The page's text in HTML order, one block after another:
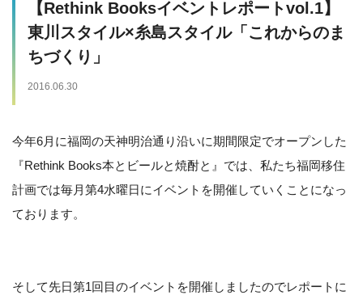
【Rethink Booksイベントレポートvol.1】
東川スタイル×糸島スタイル「これからのま
ちづくり」
2016.06.30
今年6月に福岡の天神明治通り沿いに期間限定でオープンした
『Rethink Books本とビールと焼酎と』では、私たち福岡移住
計画では毎月第4水曜日にイベントを開催していくことになっ
ております。
そして先日第1回目のイベントを開催しましたのでレポートに